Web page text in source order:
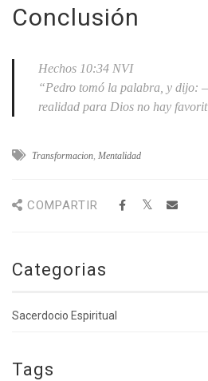
Conclusión
Hechos 10:34 NVI
“Pedro tomó la palabra, y dijo:
realidad para Dios no hay
Transformacion, Mentalidad
COMPARTIR
Categorias
Sacerdocio Espiritual
Tags